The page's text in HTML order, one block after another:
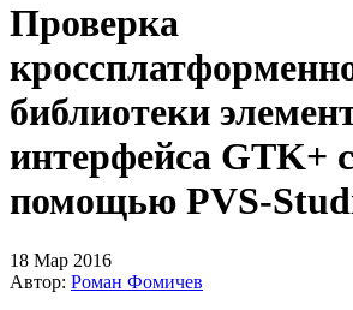
Проверка
библиотеки
интерфейса GTK+ с
помощью PVS-
18 Мар 2016
Автор: Роман Фомичев